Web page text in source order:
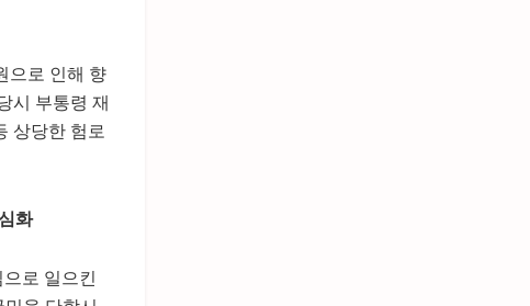
으로 인해 향
시 부통령 재
상당한 험로
화
로 일으킨